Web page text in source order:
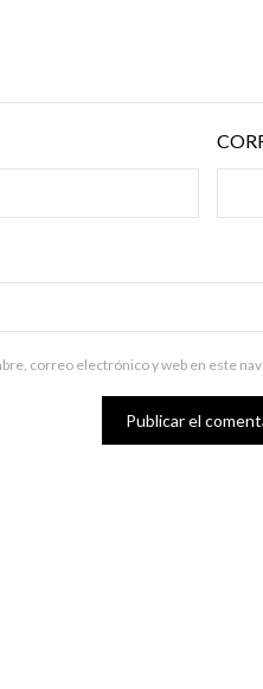
correo electrónico y web en este